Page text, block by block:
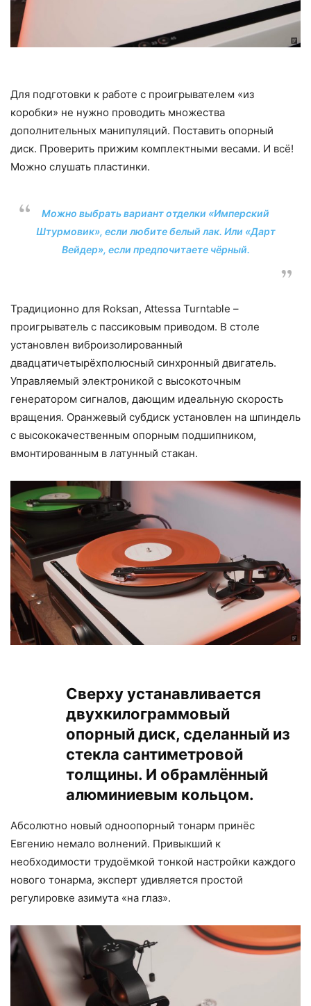
Для подготовки к работе с проигрывателем «из
коробки» не нужно проводить множества
дополнительных манипуляций. Поставить опорный
диск. Проверить прижим комплектными весами. И всё!
Можно слушать пластинки.
Можно выбрать вариант отделки «Имперский
Штурмовик», если любите белый лак. Или «Дарт
Вейдер», если предпочитаете чёрный.
Традиционно для Roksan, Attessa Turntable –
проигрыватель с пассиковым приводом. В столе
установлен виброизолированный
двадцатичетырёхполюсный синхронный двигатель.
Управляемый электроникой с высокоточным
генератором сигналов, дающим идеальную скорость
вращения. Оранжевый субдиск установлен на шпиндель
с высококачественным опорным подшипником,
вмонтированным в латунный стакан.
Сверху устанавливается
двухкилограммовый
опорный диск, сделанный из
стекла сантиметровой
толщины. И обрамлённый
алюминиевым кольцом.
Абсолютно новый одноопорный тонарм принёс
Евгению немало волнений. Привыкший к
необходимости трудоёмкой тонкой настройки каждого
нового тонарма, эксперт удивляется простой
регулировке азимута «на глаз».